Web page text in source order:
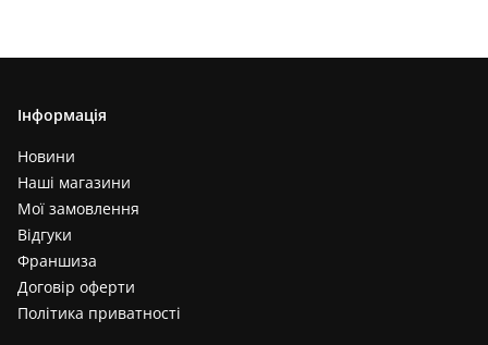
Інформація
Новини
Наші магазини
Мої замовлення
Відгуки
Франшиза
Договір оферти
Політика приватності